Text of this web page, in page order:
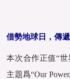
借勢地球日，傳
本次合作正值“
主題爲“Our